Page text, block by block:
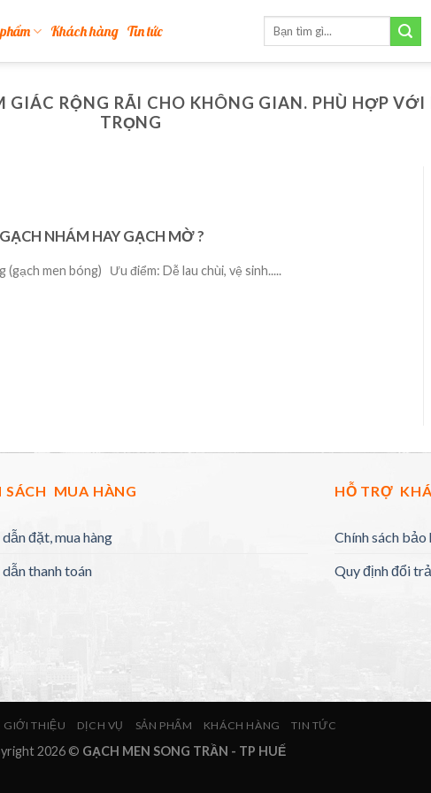
Khách hàng Tin tức
GIÁC RỘNG RÃI CHO KHÔNG GIAN. PHÙ HỢP
TRỌNG
NHÁM HAY GẠCH MỜ ?
(gạch men bóng) Ưu điểm: Dễ lau chùi, vệ sinh.....
SÁCH MUA HÀNG
đặt, mua hàng
thanh toán
HỖ TRỢ
Chính sách bảo
Quy định đổi
GIỚI THIỆU DỊCH VỤ SẢN PHẨM KHÁCH HÀNG TIN TỨC
2026 © GẠCH MEN SONG TRẦN - TP HUẾ